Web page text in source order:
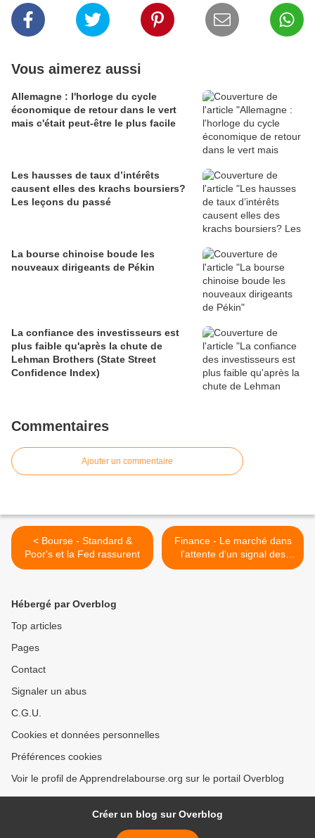
Vous aimerez aussi
Allemagne : l'horloge du cycle
économique de retour dans le vert
mais c'était peut-être le plus facile
Les hausses de taux d’intérêts
causent elles des krachs boursiers?
Les leçons du passé
La bourse chinoise boude les
nouveaux dirigeants de Pékin
La confiance des investisseurs est
plus faible qu'après la chute de
Lehman Brothers (State Street
Confidence Index)
Commentaires
Ajouter un commentaire
< Bourse - Standard &
Poor's et la Fed rassurent
Finance - Le marché dans
l'attente d'un signal des
valeurs bancaires ? >
Hébergé par Overblog
Top articles
Pages
Contact
Signaler un abus
C.G.U.
Cookies et données personnelles
Préférences cookies
Voir le profil de Apprendrelabourse.org sur le portail Overblog
Créer un blog sur Overblog